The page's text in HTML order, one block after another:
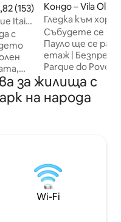
оценка: 4,82 от 5,
(153)
Itaim
с
Кондо – Vila
Гледка към
Vila Olímpia –
Събудете се в
Пауло ще се
етаж |
Parque do Povo
Lima.
между Вила
стая със
център и
хотел W и само
от JK, Faria
за жилища с
на народа
Wi-Fi